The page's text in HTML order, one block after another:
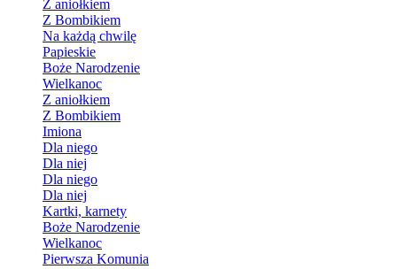
Z aniołkiem
Z Bombikiem
Na każdą chwilę
Papieskie
Boże Narodzenie
Wielkanoc
Z aniołkiem
Z Bombikiem
Imiona
Dla niego
Dla niej
Dla niego
Dla niej
Kartki, karnety
Boże Narodzenie
Wielkanoc
Pierwsza Komunia